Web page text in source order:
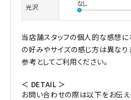
光沢
当店舗スタッフの個人的な感想に
の好みやサイズの感じ方は異なり
参考としてご利用ください。
＜ DETAIL ＞
お問い合わせの際は以下をお伝え